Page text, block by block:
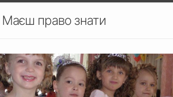
право знати